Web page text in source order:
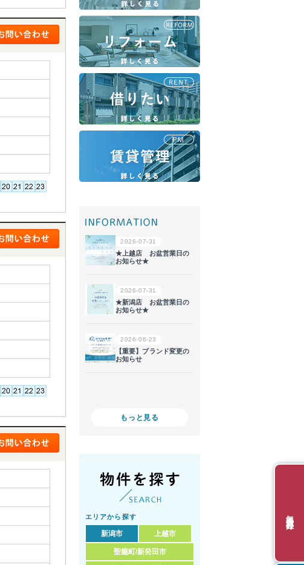
もっと見る
エリアから探す
新潟市 上越市
聖籠町/新発田市